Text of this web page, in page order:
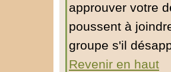
approuver votre
poussent à
groupe s'il
Revenir en haut